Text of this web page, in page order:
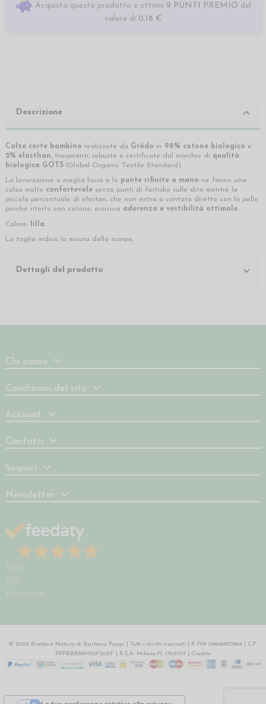
Acquista questo prodotto e ottieni 9 PUNTI PREMIO del
valore di 0,18 €
Descrizione
Calze corte bambino realizzate da Grödo in 98% cotone biologico e
2% elasthan, traspiranti, robuste e certificate dal marchio di qualità
biologica GOTS (Global Organic Textile Standard).
La lavorazione a maglia liscia e le punte rifinite a mano ne fanno una
calza molto confortevole senza punti di fastidio sulle dita mentre la
piccola percentuale di elastan, che non entra a contato diretto con la pelle
perché ritorto con cotone, assicura aderenza e vestibilità ottimale.
Colore: lilla.
La taglia indica la misura della scarpa.
Dettagli del prodotto
Chi siamo
Condizioni del sito
Account
Contatti
Seguici
Newsletter
5,0 /5
739
Recensioni
© 2026 Bimbo e Natura di Barbara Pappi | Tutti i diritti riservati | P. IVA 04646970964 | C.F.
PPPBBR69H50F205F | R.E.A. Milano N. 1763707 | Credits